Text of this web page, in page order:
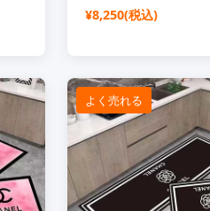
¥8,250(税込)
よく売れる